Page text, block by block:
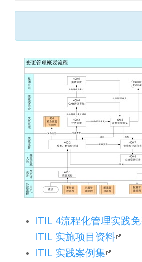
ITIL 4流程化管理实践
ITIL 实施项目资料
ITIL 实践案例集